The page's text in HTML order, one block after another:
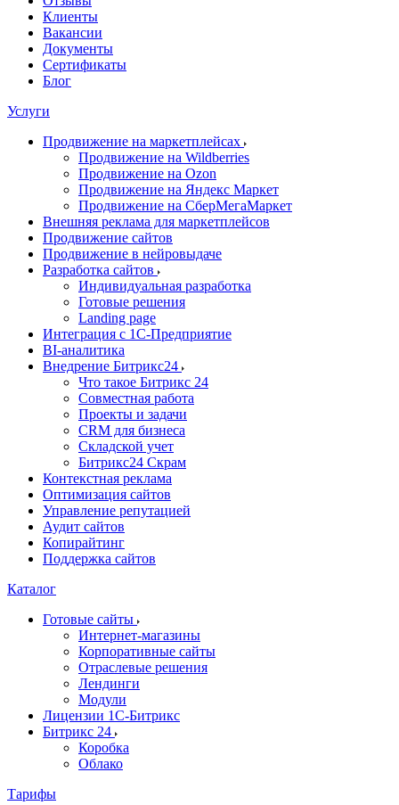
Клиенты
Вакансии
Документы
Сертификаты
Блог
Услуги
Продвижение на маркетплейсах
Продвижение на Wildberries
Продвижение на Ozon
Продвижение на Яндекс Маркет
Продвижение на СберМегаМаркет
Внешняя реклама для маркетплейсов
Продвижение сайтов
Продвижение в нейровыдаче
Разработка сайтов
Индивидуальная разработка
Готовые решения
Landing page
Интеграция с 1С-Предприятие
BI-аналитика
Внедрение Битрикс24
Что такое Битрикс 24
Совместная работа
Проекты и задачи
СRМ для бизнеса
Складской учет
Битрикс24 Скрам
Контекстная реклама
Оптимизация сайтов
Управление репутацией
Аудит сайтов
Копирайтинг
Поддержка сайтов
Каталог
Готовые сайты
Интернет-магазины
Корпоративные сайты
Отраслевые решения
Лендинги
Модули
Лицензии 1С-Битрикс
Битрикс 24
Коробка
Облако
Тарифы